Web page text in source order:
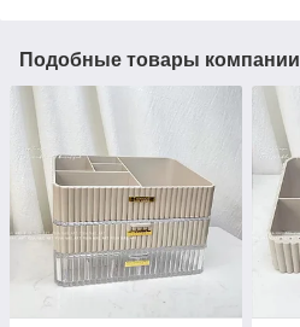
Подобные товары компании